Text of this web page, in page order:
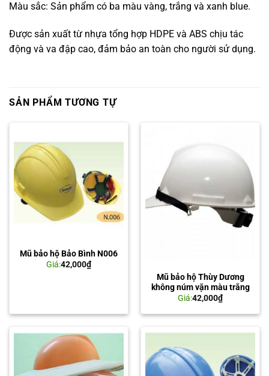
Màu sắc: Sản phẩm có ba màu vàng, trắng và xanh blue.
Được sản xuất từ nhựa tổng hợp HDPE và ABS chịu tác
động và va đập cao, đảm bảo an toàn cho người sử dụng.
SẢN PHẨM TƯƠNG TỰ
Mũ bảo hộ Bảo Bình N006
Giá:42,000₫
Mũ bảo hộ Thùy Dương
không núm vặn màu trắng
Giá:42,000₫